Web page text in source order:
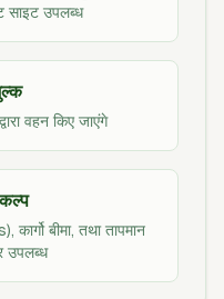
साइट उपलब्ध
वहन किए जाएंगे
बीमा, तथा तापमान
उपलब्ध